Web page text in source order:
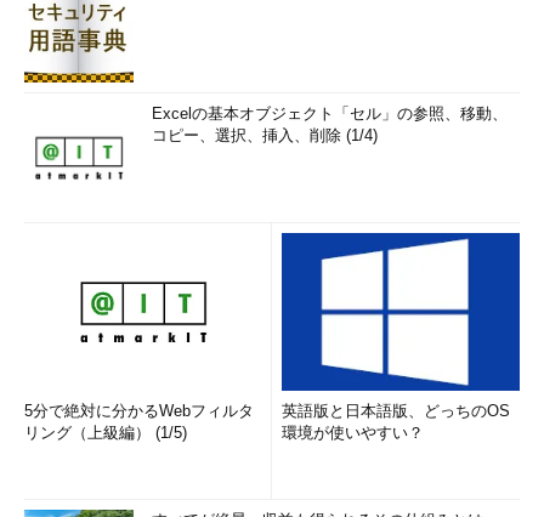
Excelの基本オブジェクト「セル」の参照、移動、
コピー、選択、挿入、削除 (1/4)
5分で絶対に分かるWebフィルタ
リング（上級編） (1/5)
英語版と日本語版、どっちのOS
環境が使いやすい？